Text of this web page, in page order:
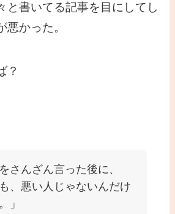
と書いてる記事を目にしてし
悪かった。
？
さんざん言った後に、
も、悪い人じゃないんだけ
」